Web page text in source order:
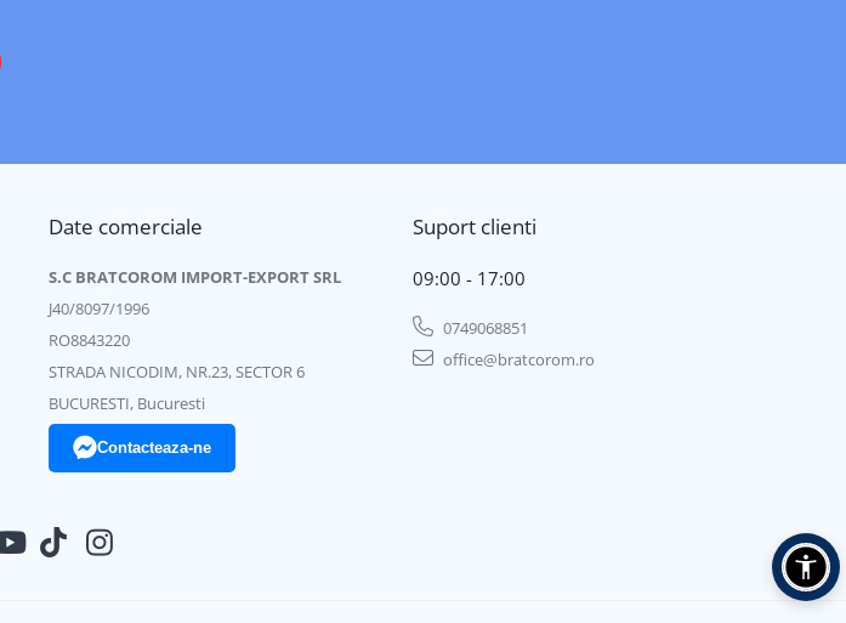
Date comerciale
S.C BRATCOROM IMPORT-EXPORT SRL
J40/8097/1996
RO8843220
STRADA NICODIM, NR.23, SECTOR 6
BUCURESTI, Bucuresti
Contacteaza-ne
Suport clienti
09:00 - 17:00
0749068851
office@bratcorom.ro